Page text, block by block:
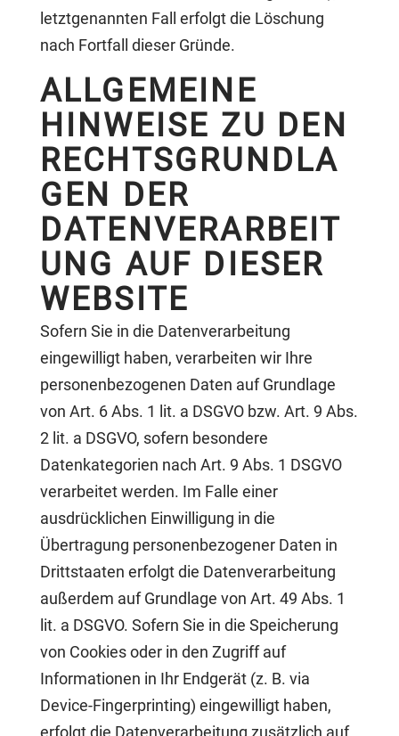
letztgenannten Fall erfolgt die Löschung
nach Fortfall dieser Gründe.
ALLGEMEINE
HINWEISE ZU DEN
RECHTSGRUNDLA
GEN DER
DATENVERARBEIT
UNG AUF DIESER
WEBSITE
Sofern Sie in die Datenverarbeitung
eingewilligt haben, verarbeiten wir Ihre
personenbezogenen Daten auf Grundlage
von Art. 6 Abs. 1 lit. a DSGVO bzw. Art. 9 Abs.
2 lit. a DSGVO, sofern besondere
Datenkategorien nach Art. 9 Abs. 1 DSGVO
verarbeitet werden. Im Falle einer
ausdrücklichen Einwilligung in die
Übertragung personenbezogener Daten in
Drittstaaten erfolgt die Datenverarbeitung
außerdem auf Grundlage von Art. 49 Abs. 1
lit. a DSGVO. Sofern Sie in die Speicherung
von Cookies oder in den Zugriff auf
Informationen in Ihr Endgerät (z. B. via
Device-Fingerprinting) eingewilligt haben,
erfolgt die Datenverarbeitung zusätzlich auf